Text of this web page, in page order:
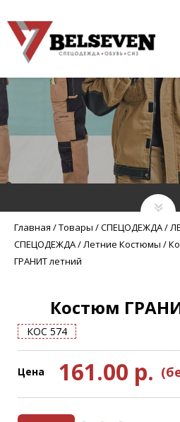
Главная /Товары /СПЕЦОДЕЖДА/
СПЕЦОДЕЖДА/Летние Костюмы /
ГРАНИТ летний
Костюм
КОС 574
Цена 161.00 р.